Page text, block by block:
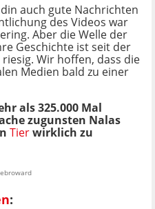
auch gute Nachrichten
des Videos war
Aber die Welle der
Geschichte ist seit der
Wir hoffen, dass die
Medien bald zu einer
als 325.000 Mal
zugunsten Nalas
Tierwirklich zu
: